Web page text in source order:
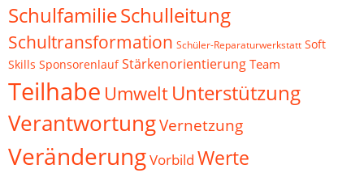
SchulfamilieSchulleitung
Schultransformation Schüler-Reparaturwerkstatt Soft
Skills Sponsorenlauf Stärkenorientierung Team
Teilhabe Umwelt Unterstützung
VerantwortungVernetzung
VeränderungVorbild Werte